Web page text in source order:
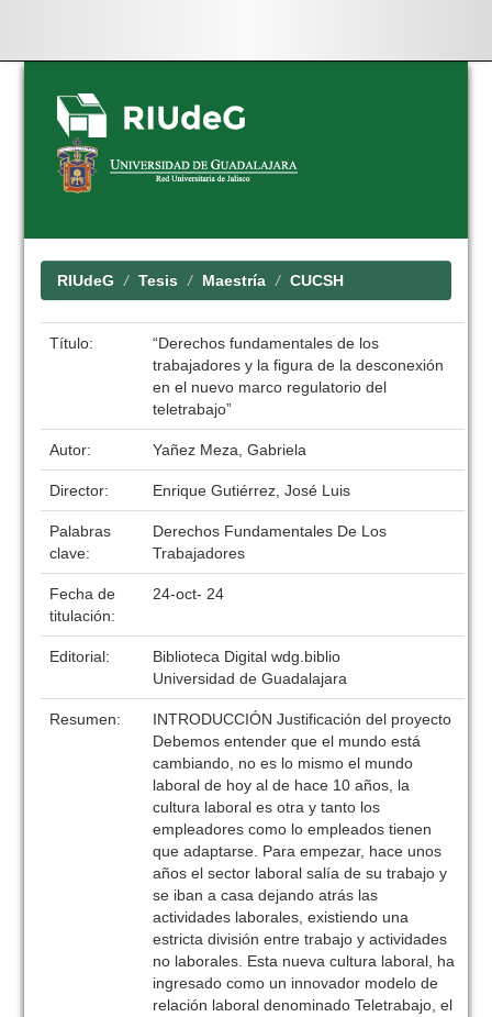
Skip
navigation
RIUdeG Tesis Maestría CUCSH
Título:
“Derechos fundamentales de los
trabajadores y la figura de la desconexión
en el nuevo marco regulatorio del
teletrabajo”
Autor: Yañez Meza, Gabriela
Director: Enrique Gutiérrez, José Luis
Palabras
clave:
Derechos Fundamentales De Los
Trabajadores
Fecha de
titulación:
24-oct- 24
Editorial:
Biblioteca Digital wdg.biblio
Universidad de Guadalajara
Resumen:
INTRODUCCIÓN Justificación del proyecto
Debemos entender que el mundo está
cambiando, no es lo mismo el mundo
laboral de hoy al de hace 10 años, la
cultura laboral es otra y tanto los
empleadores como lo empleados tienen
que adaptarse. Para empezar, hace unos
años el sector laboral salía de su trabajo y
se iban a casa dejando atrás las
actividades laborales, existiendo una
estricta división entre trabajo y actividades
no laborales. Esta nueva cultura laboral, ha
ingresado como un innovador modelo de
relación laboral denominado Teletrabajo, el